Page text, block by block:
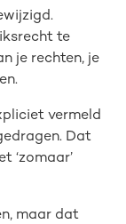
te
je rechten, je
vermeld
Dat
‘zomaar’
maar dat